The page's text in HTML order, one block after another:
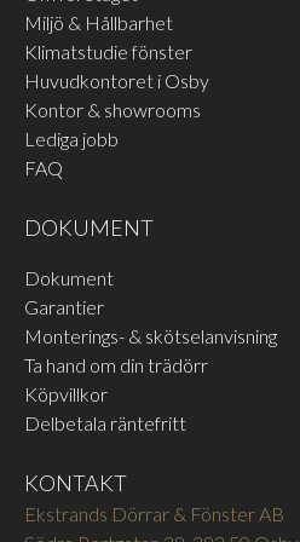
FSB ALU 0810
Blästrad aluminium svart
anodiserad
LÄS MER
FSB ROSTFRI 6204
Rostfritt stål matt borstad
LÄS MER
Miljö & Hållbarhet
Klimatstudie fönster
Huvudkontoret i Osby
Kontor & showrooms
Lediga jobb
FAQ
DOKUMENT
Dokument
Garantier
Monterings- & skötselanvisning
Ta hand om din trädörr
Köpvillkor
Delbetala räntefritt
KONTAKT
Ekstrands Dörrar & Fönster AB